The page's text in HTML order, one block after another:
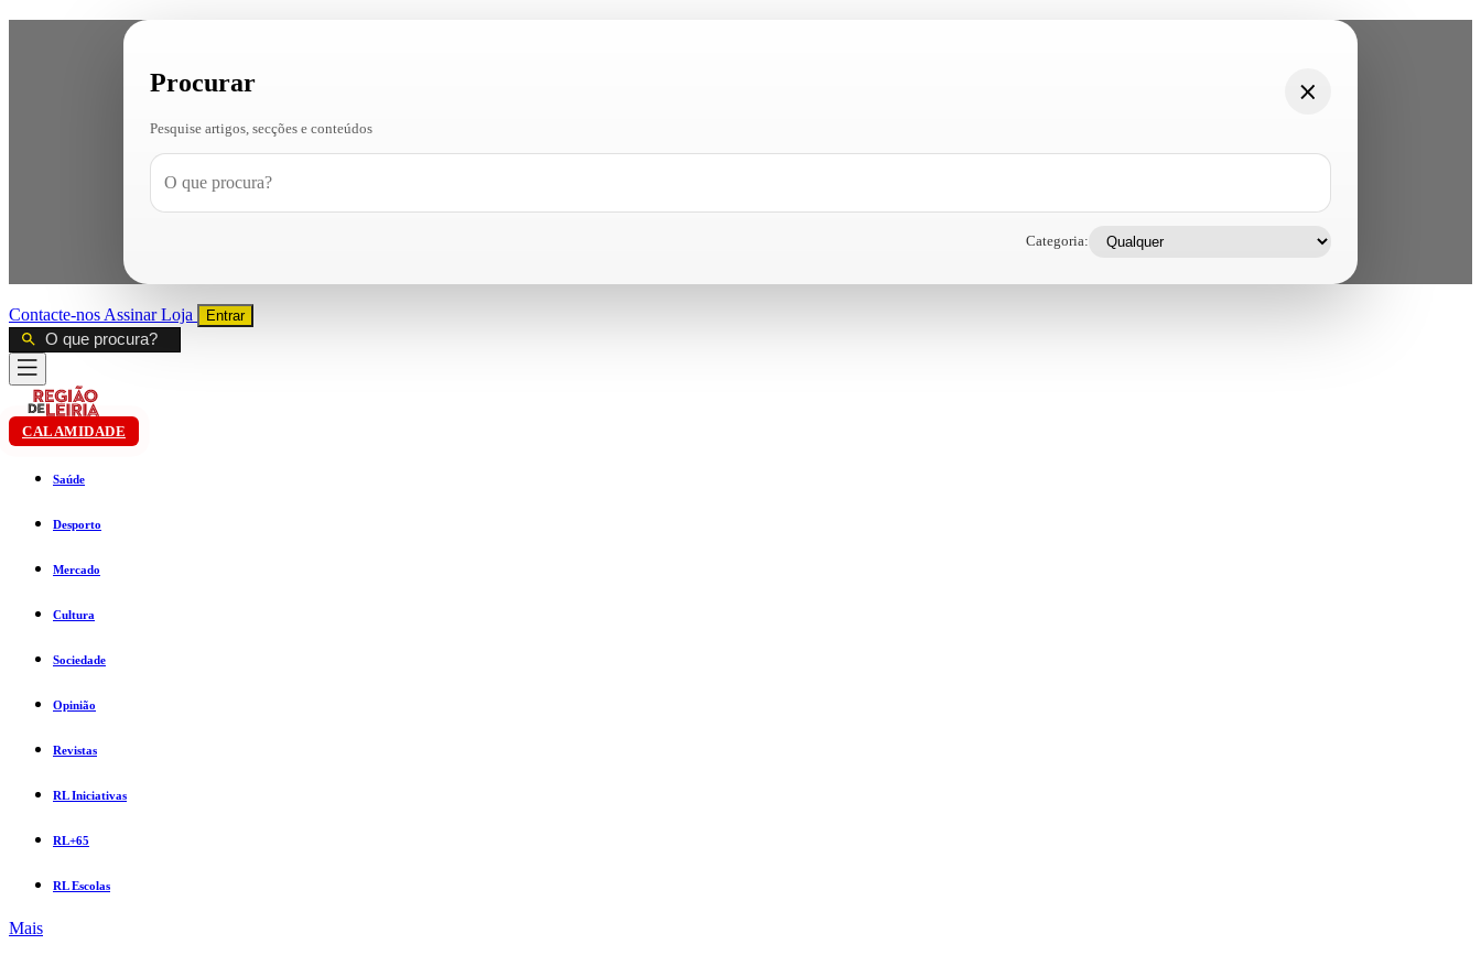
Procurar
Pesquise artigos, secções e conteúdos
Categoria:
Contacte-nos AssinarLoja Entrar
CALAMIDADE
Saúde
Desporto
Mercado
Cultura
Sociedade
Opinião
Revistas
RL Iniciativas
RL+65
RL Escolas
Mais